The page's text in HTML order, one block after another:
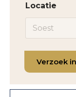
Locatie
Verzoek